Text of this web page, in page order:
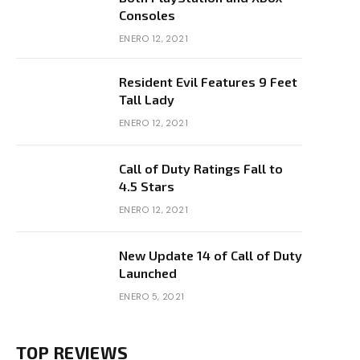
Consoles
ENERO 12, 2021
Resident Evil Features 9 Feet
Tall Lady
ENERO 12, 2021
Call of Duty Ratings Fall to
4.5 Stars
ENERO 12, 2021
New Update 14 of Call of Duty
Launched
ENERO 5, 2021
TOP REVIEWS